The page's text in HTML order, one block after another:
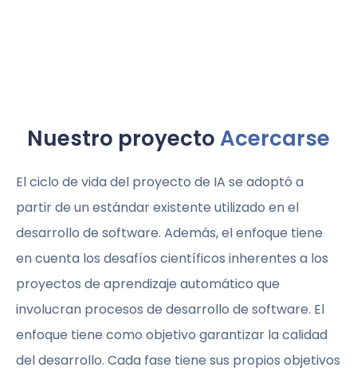
Nuestro proyectoAcercarse
El ciclo de vida del proyecto de IA se adoptó a
partir de un estándar existente utilizado en el
desarrollo de software. Además, el enfoque tiene
en cuenta los desafíos científicos inherentes a los
proyectos de aprendizaje automático que
involucran procesos de desarrollo de software. El
enfoque tiene como objetivo garantizar la calidad
del desarrollo. Cada fase tiene sus propios objetivos